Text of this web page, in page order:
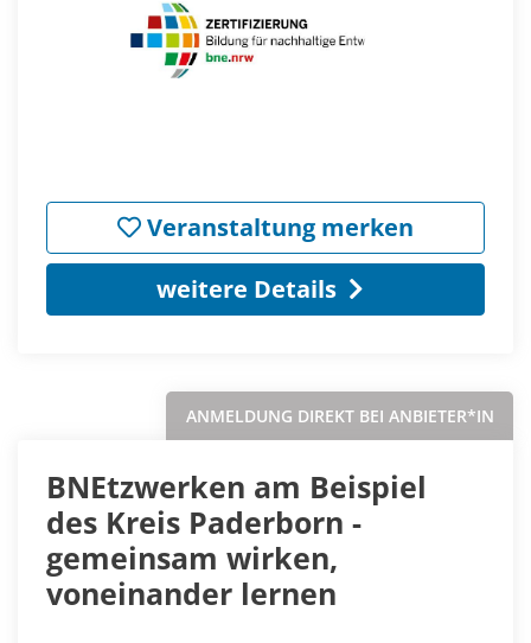
Veranstaltung merken
weitere Details
ANMELDUNG DIREKT BEI ANBIETER*IN
BNEtzwerken am Beispiel
des Kreis Paderborn -
gemeinsam wirken,
voneinander lernen